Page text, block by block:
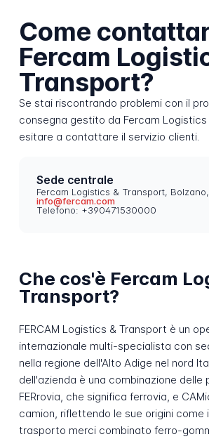
Come
Fercam
Transport?
Se stai riscontrando problemi con il
consegna gestito da Fercam Logistics
esitare a contattare il servizio clienti.
Sede centrale
Fercam Logistics & Transport,
info@fercam.com
Telefono: +390471530000
Che cos'è Fercam
Transport?
FERCAM Logistics & Transport è un
internazionale multi-specialista con
nella regione dell'Alto Adige nel nord
dell'azienda è una combinazione delle
FERrovia , che significa ferrovia, e
camion, riflettendo le sue origini come
trasporto merci combinato ferro-